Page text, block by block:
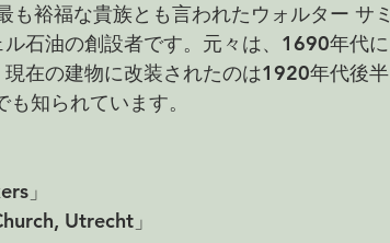
裕福な貴族とも言われたウォルター サミ
石油の創設者です。元々は、1690年代に
在の建物に改装されたのは1920年代後半
知られています。
」
Utrecht」